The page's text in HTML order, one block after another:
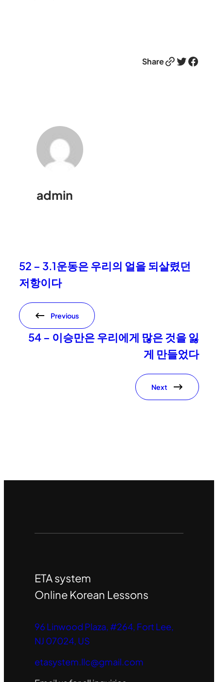
ShareLink Twitter Facebook
admin
52 – 3.1운동은 우리의 얼을 되살렸던
저항이다
Previous
54 – 이승만은 우리에게 많은 것을 잃
게 만들었다
Next
ETA system
Online Korean Lessons
96 Linwood Plaza, #264, Fort Lee,
NJ 07024, US
etasystem.llc@gmail.com